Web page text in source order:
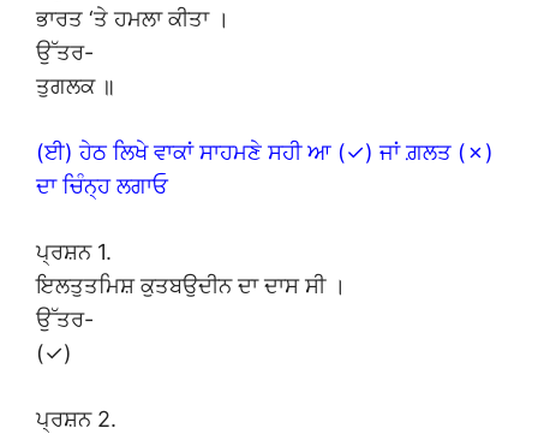
ਭਾਰਤ ‘ਤੇ ਹਮਲਾ ਕੀਤਾ ।
ਉੱਤਰ-
ਤੁਗਲਕ ॥
(ਈ) ਹੇਠ ਲਿਖੇ ਵਾਕਾਂ ਸਾਹਮਣੇ ਸਹੀ ਆ (✓) ਜਾਂ ਗ਼ਲਤ (✗)
ਦਾ ਚਿੰਨ੍ਹ ਲਗਾਓ
ਪ੍ਰਸ਼ਨ 1.
ਇਲਤੁਤਮਿਸ਼ ਕੁਤਬਉਦੀਨ ਦਾ ਦਾਸ ਸੀ ।
ਉੱਤਰ-
(✓)
ਪ੍ਰਸ਼ਨ 2.